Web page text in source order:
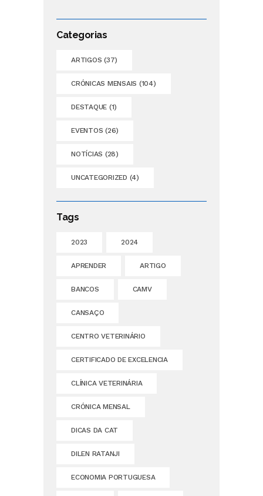
Categorias
ARTIGOS (37)
CRÓNICAS MENSAIS (104)
DESTAQUE (1)
EVENTOS (26)
NOTÍCIAS (28)
UNCATEGORIZED (4)
Tags
2023 2024
APRENDER ARTIGO
BANCOS CAMV
CANSAÇO
CENTRO VETERINÁRIO
CERTIFICADO DE EXCELENCIA
CLÍNICA VETERINÁRIA
CRÓNICA MENSAL
DICAS DA CAT
DILEN RATANJI
ECONOMIA PORTUGUESA